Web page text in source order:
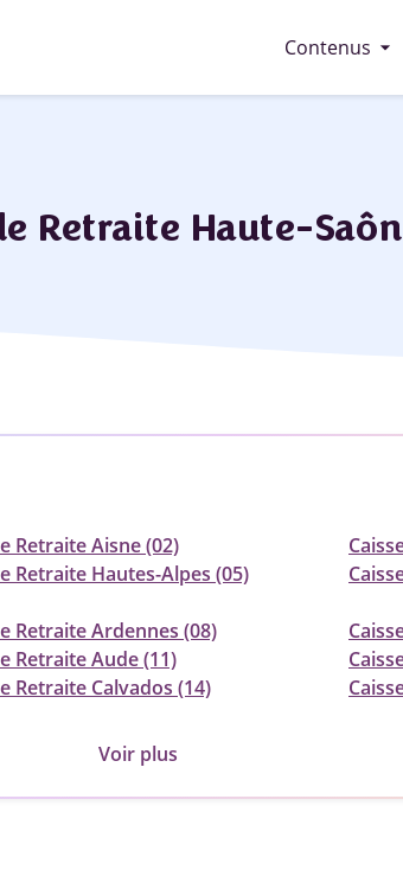
Contenus arrow_drop_down
Retraite Haute-
Retraite Aisne (02)
Retraite Hautes-Alpes (05)
Retraite Ardennes (08)
Retraite Aude (11)
Retraite Calvados (14)
Voir plus